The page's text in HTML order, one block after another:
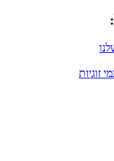
זוגיות